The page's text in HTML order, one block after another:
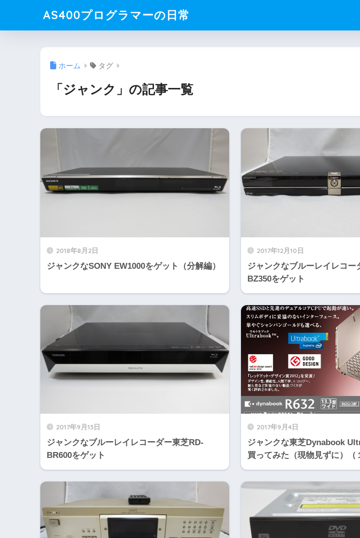
AS400プログラマーの日常
ホーム タグ
「ジャンク」の記事一覧
2018年8月2日
ジャンクなSONY EW1000をゲット（分解編）
2017年12月10日
ジャンクなブルーレイレコー
BZ350をゲット
2017年9月13日
ジャンクなブルーレイレコーダー東芝RD-
BR600をゲット
2017年9月4日
ジャンクな東芝Dynabook
買ってみた（現物見ずに）（